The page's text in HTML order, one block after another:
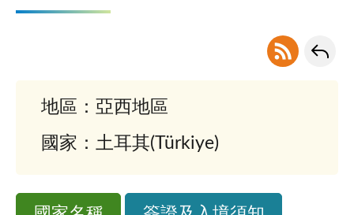
地區：亞西地區
國家：土耳其(Türkiye)